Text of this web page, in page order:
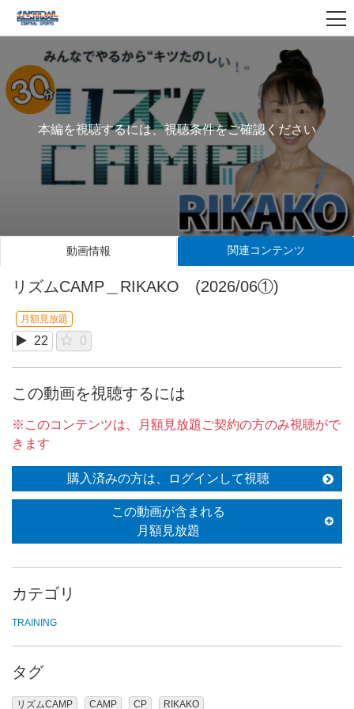
本編を視聴するには、視聴条件をご確認ください
動画情報 関連コンテンツ
リズムCAMP＿RIKAKO (2026/06①)
月額見放題
22 0
この動画を視聴するには
※このコンテンツは、月額見放題ご契約の方のみ視聴がで
きます
購入済みの方は、ログインして視聴
この動画が含まれる
月額見放題
カテゴリ
TRAINING
タグ
リズムCAMP CAMP CP RIKAKO